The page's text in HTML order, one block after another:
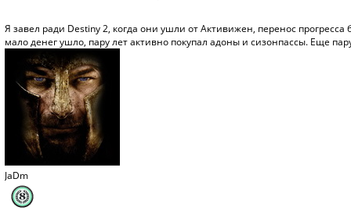
Я завел ради Destiny 2, когда они ушли от Активижен, перенос
мало денег ушло, пару лет активно покупал адоны и сизонпассы. Еще
JaDm